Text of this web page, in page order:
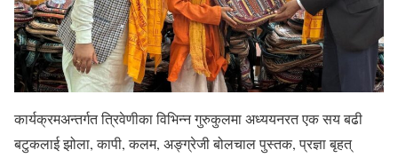
कार्यक्रमअन्तर्गत त्रिवेणीका विभिन्न गुरुकुलमा अध्ययनरत एक सय बढी
बटुकलाई झोला, कापी, कलम, अङ्ग्रेजी बोलचाल पुस्तक, प्रज्ञा बृहत्